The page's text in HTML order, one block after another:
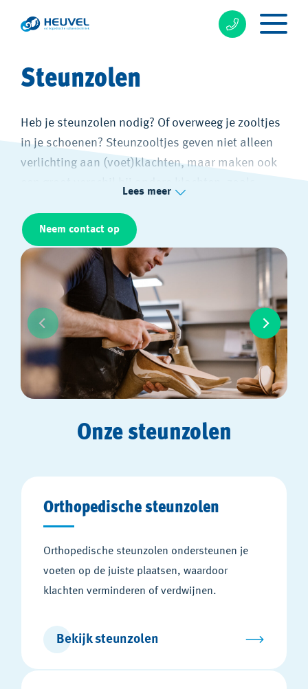
Steunzolen
Heb je steunzolen nodig? Of overweeg je zooltjes
in je schoenen? Steunzooltjes geven niet alleen
verlichting aan (voet)klachten, maar maken ook
je je lichaamshouding.
Lees meer
Neem contact op
Onze steunzolen
Orthopedische steunzolen
Orthopedische steunzolen ondersteunen je
voeten op de juiste plaatsen, waardoor
klachten verminderen of verdwijnen.
Bekijk steunzolen